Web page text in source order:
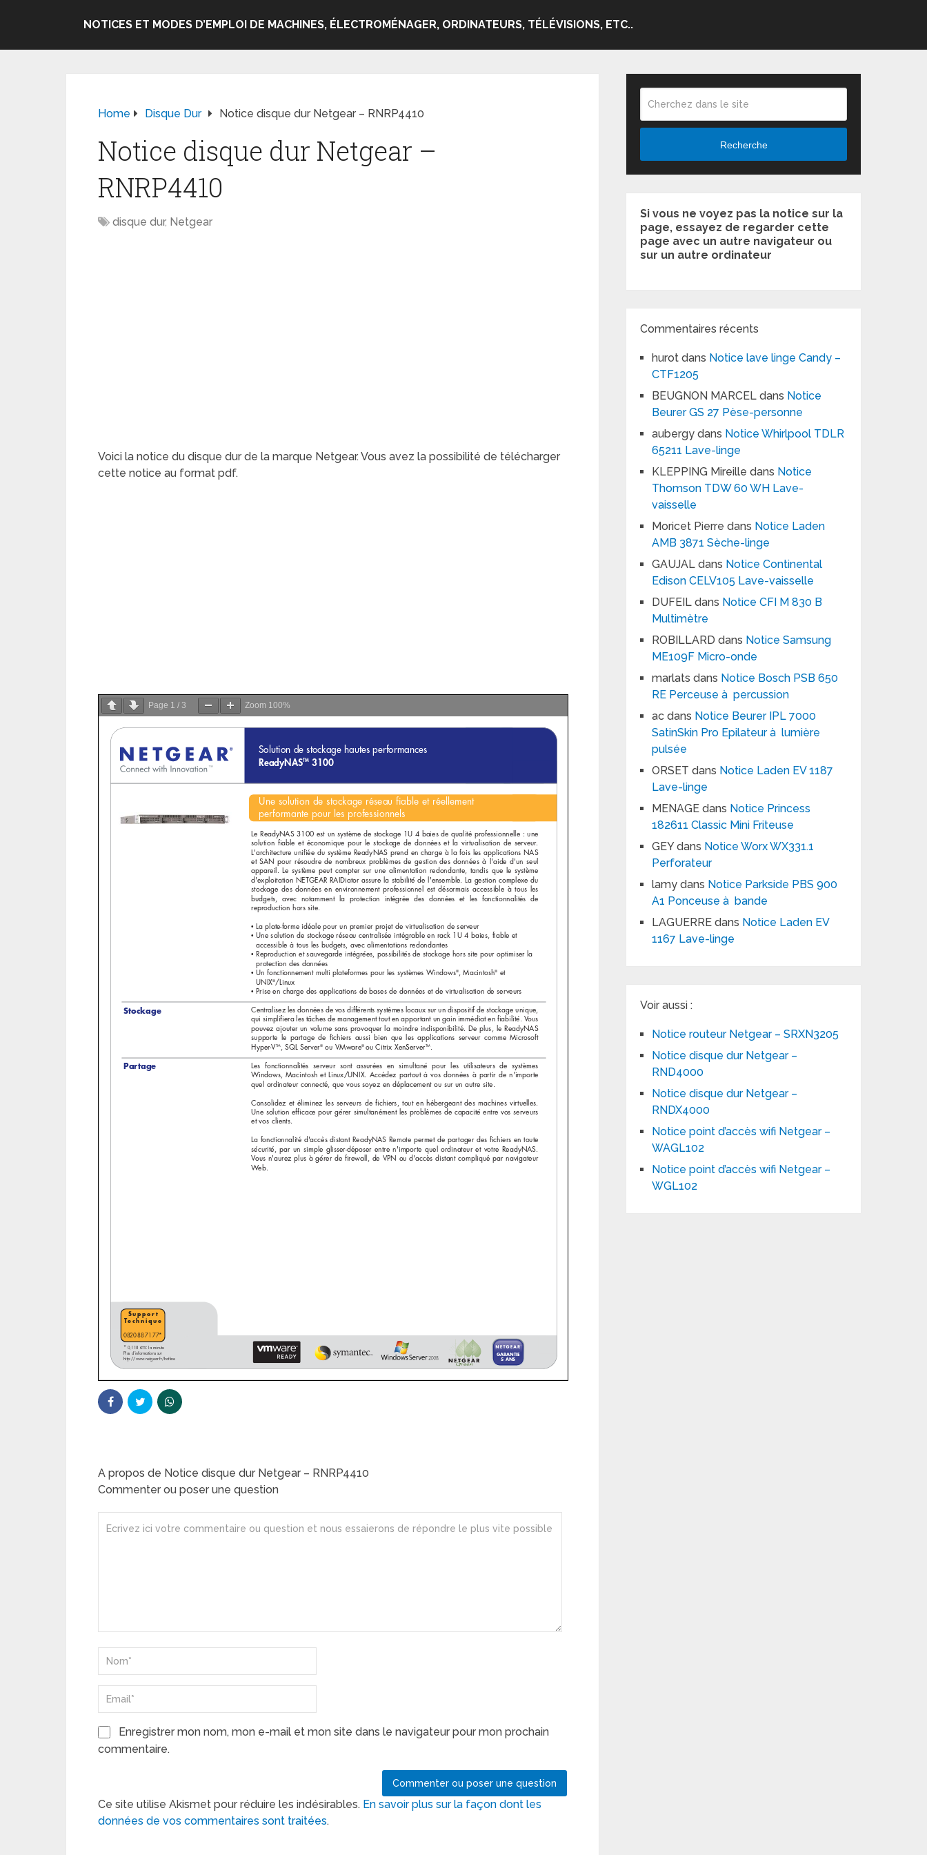
NOTICES ET MODES D’EMPLOI DE MACHINES, ÉLECTROMÉNAGER, ORDINATEURS, TÉLÉVISIONS, ETC..
Home Disque Dur Notice disque dur Netgear – RNRP4410
Notice disque dur Netgear –
RNRP4410
disque dur, Netgear
Voici la notice du disque dur de la marque Netgear. Vous avez la possibilité de télécharger
cette notice au format pdf.
Page 1 / 3 Zoom 100%
A propos de Notice disque dur Netgear – RNRP4410
Commenter ou poser une question
Enregistrer mon nom, mon e-mail et mon site dans le navigateur pour mon prochain
commentaire.
Ce site utilise Akismet pour réduire les indésirables. En savoir plus sur la façon dont les
données de vos commentaires sont traitées.
Recherche
Si vous ne voyez pas la notice sur la
page, essayez de regarder cette
page avec un autre navigateur ou
sur un autre ordinateur
Commentaires récents
hurot dans Notice lave linge Candy –
CTF1205
BEUGNON MARCEL dans Notice
Beurer GS 27 Pèse-personne
aubergy dans Notice Whirlpool TDLR
65211 Lave-linge
KLEPPING Mireille dans Notice
Thomson TDW 60 WH Lave-
vaisselle
Moricet Pierre dans Notice Laden
AMB 3871 Sèche-linge
GAUJAL dans Notice Continental
Edison CELV105 Lave-vaisselle
DUFEIL dans Notice CFI M 830 B
Multimètre
ROBILLARD dans Notice Samsung
ME109F Micro-onde
marlats dans Notice Bosch PSB 650
RE Perceuse à percussion
ac dans Notice Beurer IPL 7000
SatinSkin Pro Epilateur à lumière
pulsée
ORSET dans Notice Laden EV 1187
Lave-linge
MENAGE dans Notice Princess
182611 Classic Mini Friteuse
GEYdans Notice Worx WX331.1
Perforateur
lamy dans Notice Parkside PBS 900
A1 Ponceuse à bande
LAGUERRE dans Notice Laden EV
1167 Lave-linge
Voir aussi :
Notice routeur Netgear – SRXN3205
Notice disque dur Netgear –
RND4000
Notice disque dur Netgear –
RNDX4000
Notice point d’accès wifi Netgear –
WAGL102
Notice point d’accès wifi Netgear –
WGL102